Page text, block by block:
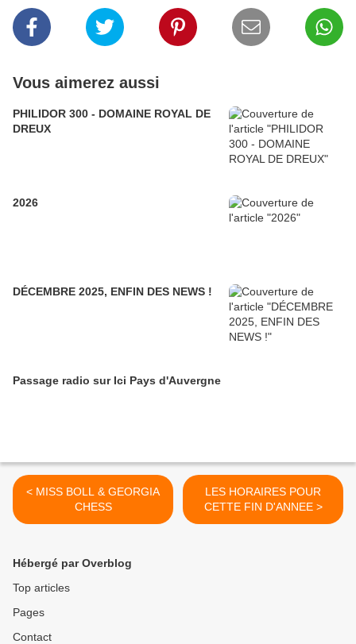
Vous aimerez aussi
PHILIDOR 300 - DOMAINE ROYAL DE
DREUX
2026
DÉCEMBRE 2025, ENFIN DES NEWS !
Passage radio sur Ici Pays d'Auvergne
< MISS BOLL & GEORGIA
CHESS
LES HORAIRES POUR
CETTE FIN D'ANNEE >
Hébergé par Overblog
Top articles
Pages
Contact